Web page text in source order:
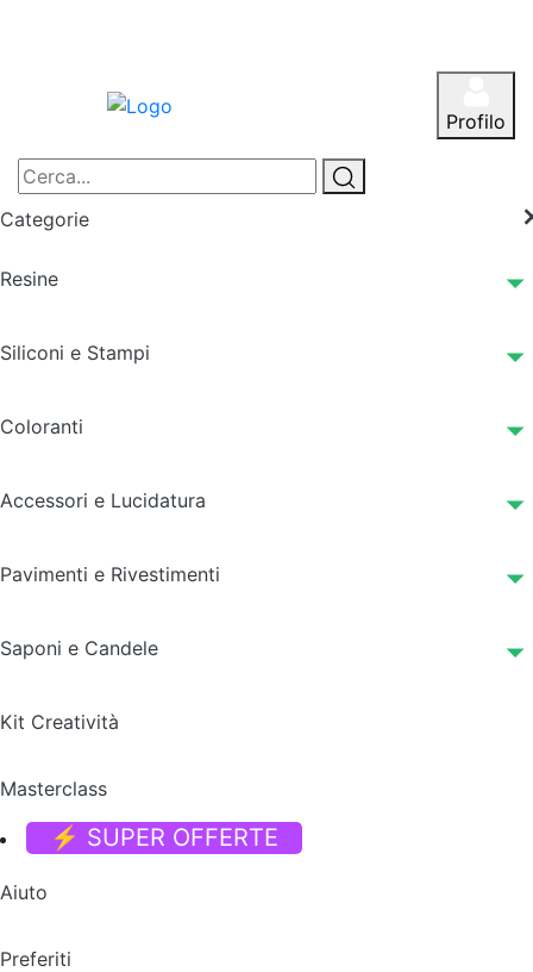
Profilo
Categorie
Resine
Siliconi e Stampi
Coloranti
Accessori e Lucidatura
Pavimenti e Rivestimenti
Saponi e Candele
Kit Creatività
Masterclass
⚡ SUPER OFFERTE
Aiuto
Preferiti